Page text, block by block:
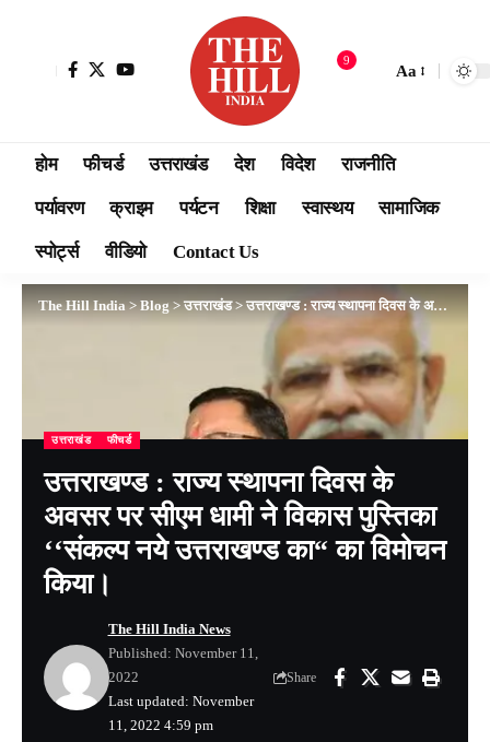
9
Aa
होम फीचर्ड उत्तराखंड देश विदेश राजनीति
पर्यावरण क्राइम पर्यटन शिक्षा स्वास्थय सामाजिक
स्पोर्ट्स वीडियो Contact Us
The Hill India>Blog>उत्तराखंड>उत्तराखण्ड : राज्य स्थापना दिवस के अवसर पर सीएम धामी ने विकास पुस्तिका ‘‘संकल्प नये उत्तराखण्ड का“ का विमोचन किया।
उत्तराखंड फीचर्ड
उत्तराखण्ड : राज्य स्थापना दिवस के
अवसर पर सीएम धामी ने विकास पुस्तिका
‘‘संकल्प नये उत्तराखण्ड का“ का विमोचन
किया।
Last updated: November
11, 2022 4:59 pm
The Hill India News
Published: November 11,
2022
Share